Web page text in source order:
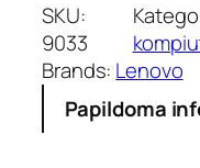
SKU:
9033
Brands: Lenovo
Papildoma